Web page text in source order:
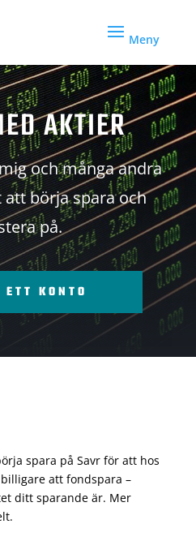
AKTIER
och många andra
börja spara och
på.
KONTO
spara på Savr för att hos
att fondspara –
ditt sparande är. Mer